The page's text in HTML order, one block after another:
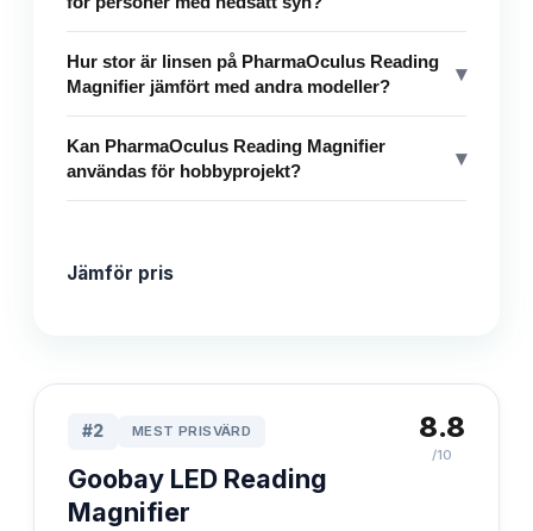
Hur stor är linsen på PharmaOculus Reading
Magnifier jämfört med andra modeller?
▾
Kan PharmaOculus Reading Magnifier
användas för hobbyprojekt?
▾
Jämför pris
#2 MEST PRISVÄRD
Goobay LED Reading
Magnifier
8.8
/10